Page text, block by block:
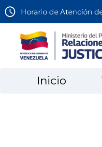
Inicio